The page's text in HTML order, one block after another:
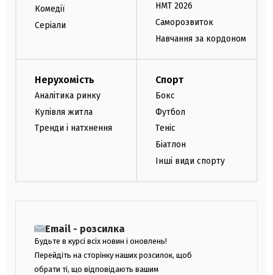
Комедії
Серіали
НМТ 2026
Саморозвиток
Навчання за кордоном
Нерухомість
Аналітика ринку
Купівля житла
Тренди і натхнення
Спорт
Бокс
Футбол
Теніс
Біатлон
Інші види спорту
Email - розсилка
Будьте в курсі всіх новин і оновлень!
Перейдіть на сторінку наших розсилок, щоб
обрати ті, що відповідають вашим